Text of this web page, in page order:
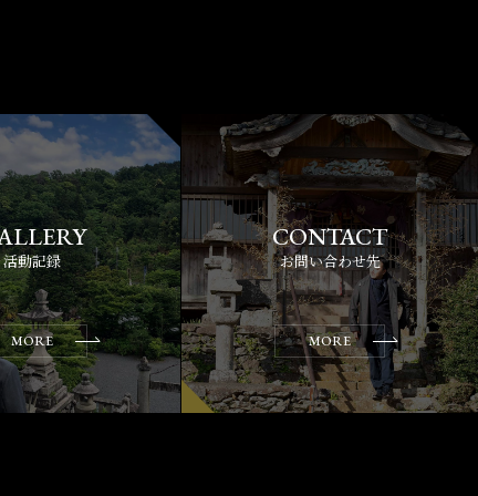
活動記録
MORE
お問い合わせ先
MORE